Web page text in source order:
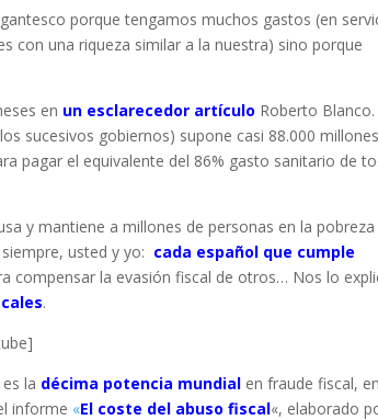
porque tengamos muchos gastos (en
con una riqueza similar a la nuestra) sino porque
en un esclarecedor artículo Roberto
sucesivos gobiernos) supone casi 88.000
pagar el equivalente del 86% gasto sanitario de
y mantiene a millones de personas en la
usted y yo: cada español que cumple
compensar la evasión fiscal de otros… Nos lo
.
la décima potencia mundial en fraude fiscal,
informe «El coste del abuso fiscal«, elaborado